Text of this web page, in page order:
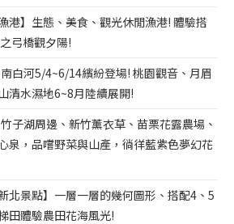
港】生態、美食、觀光休閒漁港! 體驗搭
弓橋觀夕陽!
南白河5/4~6/14繽紛登場! 桃園觀音、月眉
清水濕地6~8月陸續展開!
子湖周邊、新竹薰衣草、苗栗花露農場、
泉，品嚐野菜與山產，徜徉藍紫色夢幻花
北景點】一層一層的幾何圖形、搭配4、5
田體驗農田花海風光!